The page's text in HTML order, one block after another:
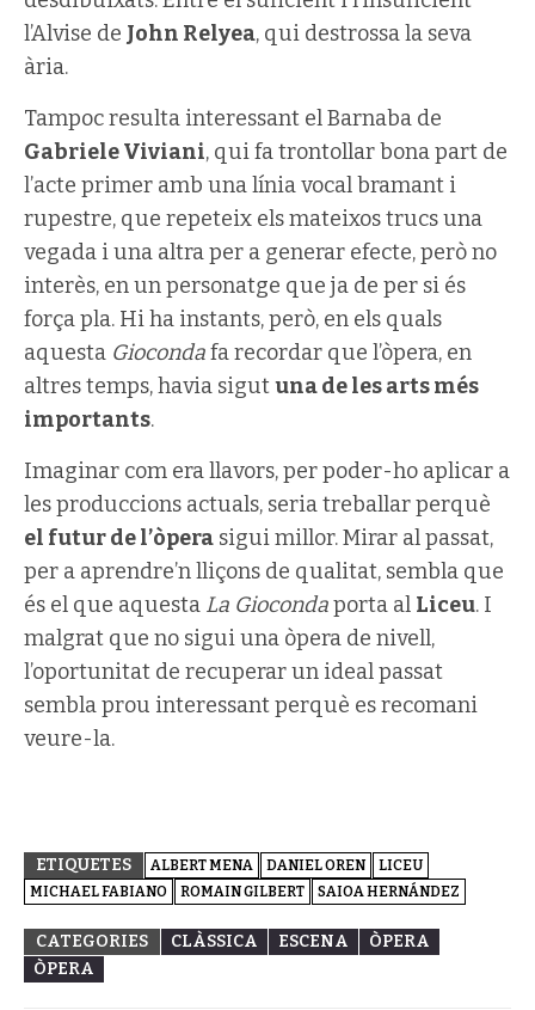
l’Alvise de John Relyea, qui destrossa la seva
ària.
Tampoc resulta interessant el Barnaba de
Gabriele Viviani, qui fa trontollar bona part de
l’acte primer amb una línia vocal bramant i
rupestre, que repeteix els mateixos trucs una
vegada i una altra per a generar efecte, però no
interès, en un personatge que ja de per si és
força pla. Hi ha instants, però, en els quals
aquesta Giocondafa recordar que l’òpera, en
altres temps, havia sigutuna de les arts més
importants.
Imaginar com era llavors, per poder-ho aplicar a
les produccions actuals, seria treballar perquè
el futur de l’òpera sigui millor. Mirar al passat,
per a aprendre’n lliçons de qualitat, sembla que
és el que aquesta La Giocondaporta al Liceu. I
malgrat que no sigui una òpera de nivell,
l’oportunitat de recuperar un ideal passat
sembla prou interessant perquè es recomani
veure-la.
ETIQUETES ALBERT MENA DANIEL OREN
LICEU
MICHAEL FABIANO
ROMAIN GILBERT SAIOA HERNÁNDEZ
CATEGORIES CLÀSSICA ESCENA
ÒPERA
ÒPERA